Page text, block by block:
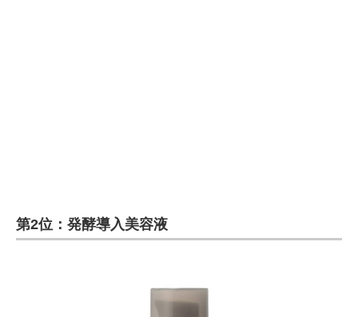
第2位：発酵導入美容液